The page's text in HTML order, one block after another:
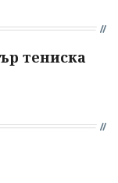
тениска